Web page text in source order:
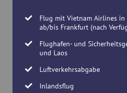
Flug mit Vietnam Airlines in
ab/bis Frankfurt (nach
Flughafen- und
und Laos
Luftverkehrsabgabe
Inlandsflug